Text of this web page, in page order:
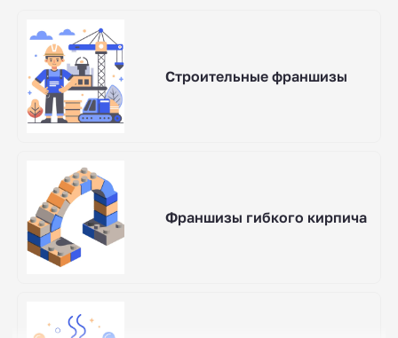
Строительные франшизы
Франшизы гибкого кирпича